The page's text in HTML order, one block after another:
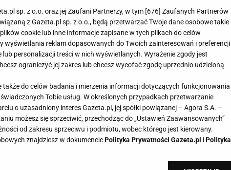
sp. z o.o. oraz jej Zaufani Partnerzy, w tym [676] Zaufanych Partnerów
z Gazeta.pl sp. z o.o., będą przetwarzać Twoje dane osobowe takie
cookie lub inne informacje zapisane w tych plikach do celów
wyświetlania reklam dopasowanych do Twoich zainteresowań i preferencji
personalizacji treści w nich wyświetlanych. Wyrażenie zgody jest
ograniczyć jej zakres lub chcesz wycofać zgodę uprzednio udzieloną
do celów badania i mierzenia informacji dotyczących funkcjonowania
Tobie usług. W określonych przypadkach przetwarzanie
o uzasadniony interes Gazeta.pl, jej spółki powiązanej – Agora S.A. –
możesz się sprzeciwić, przechodząc do „Ustawień Zaawansowanych”
od zakresu sprzeciwu i podmiotu, wobec którego jest kierowany.
znajdziesz w dokumenciePolityka Prywatności Gazeta.pl iPolityka